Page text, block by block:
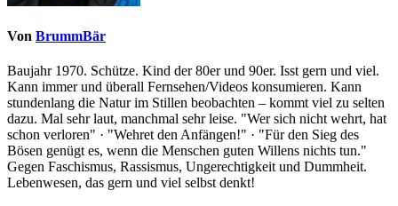
Von BrummBär
Baujahr 1970. Schütze. Kind der 80er und 90er. Isst gern und viel.
Kann immer und überall Fernsehen/Videos konsumieren. Kann
stundenlang die Natur im Stillen beobachten – kommt viel zu selten
dazu. Mal sehr laut, manchmal sehr leise. "Wer sich nicht wehrt, hat
schon verloren" · "Wehret den Anfängen!" · "Für den Sieg des
Bösen genügt es, wenn die Menschen guten Willens nichts tun."
Gegen Faschismus, Rassismus, Ungerechtigkeit und Dummheit.
Lebenwesen, das gern und viel selbst denkt!